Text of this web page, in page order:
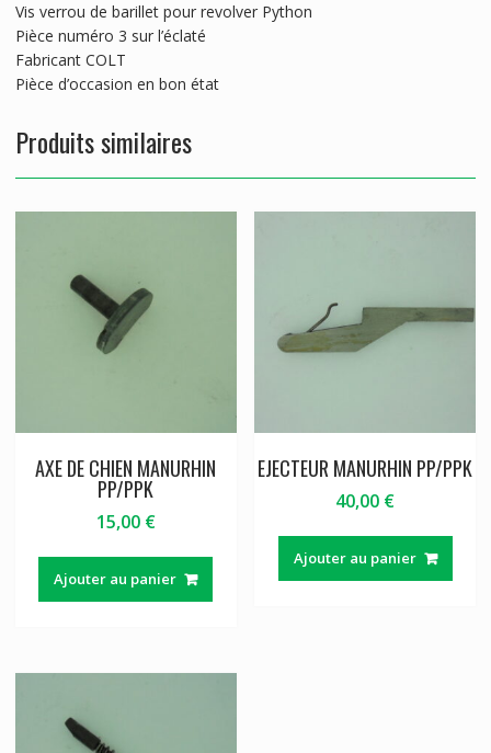
Vis verrou de barillet pour revolver Python
Pièce numéro 3 sur l’éclaté
Fabricant COLT
Pièce d’occasion en bon état
Produits similaires
AXE DE CHIEN MANURHIN
PP/PPK
15,00 €
Ajouter au panier
EJECTEUR MANURHIN PP/PPK
40,00 €
Ajouter au panier